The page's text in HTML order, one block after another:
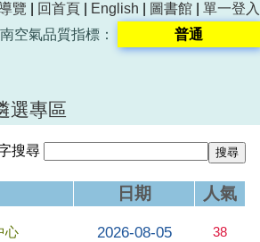
覽 回首頁 English 圖書館
單一登入
空氣品質指標：
普通
選專區
搜尋
日期 人氣
心 2026-08-05 38